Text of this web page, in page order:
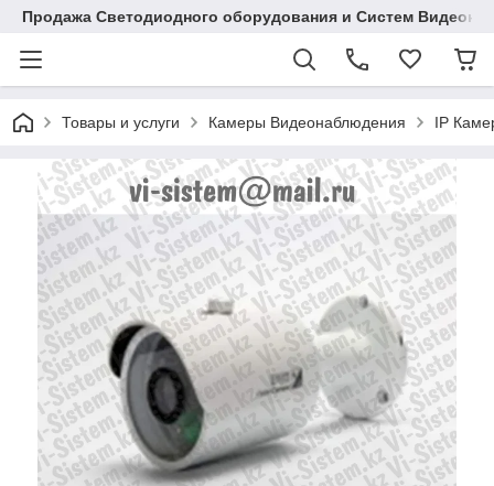
Продажа Светодиодного оборудования и Систем
Товары и услуги Камеры Видеонаблюдения IP